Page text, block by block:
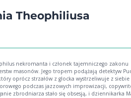
Theophiliusa
zakonu
masonów. Jego tropem podążają detektyw
oprócz strzałów z glocka wystrzeliwuje z
podczas jazzowych improwizacji,
zbrodniarza stało się obsesją, i dziennikarka